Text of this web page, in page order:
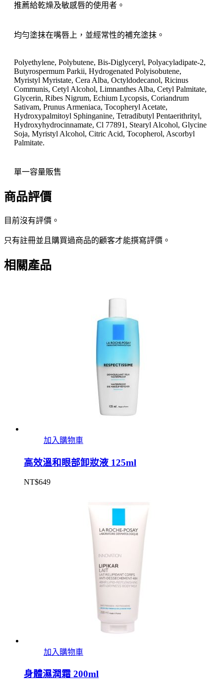
推薦給乾燥及敏感唇的使用者。
均勻塗抹在嘴唇上，並經常性的補充塗抹。
Polyethylene, Polybutene, Bis-Diglyceryl, Polyacyladipate-2,
Butyrospermum Parkii, Hydrogenated Polyisobutene,
Myristyl Myristate, Cera Alba, Octyldodecanol, Ricinus
Communis, Cetyl Alcohol, Limnanthes Alba, Cetyl Palmitate,
Glycerin, Ribes Nigrum, Echium Lycopsis, Coriandrum
Sativam, Prunus Armeniaca, Tocopheryl Acetate,
Hydroxypalmitoyl Sphinganine, Tetradibutyl Pentaerithrityl,
Hydroxyhydrocinnamate, Cl 77891, Stearyl Alcohol, Glycine
Soja, Myristyl Alcohol, Citric Acid, Tocopherol, Ascorbyl
Palmitate.
單一容量販售
商品評價
目前沒有評價。
只有註冊並且購買過商品的顧客才能撰寫評價。
相關產品
加入購物車
高效溫和眼部卸妝液 125ml
NT$649
加入購物車
身體濕潤霜 200ml